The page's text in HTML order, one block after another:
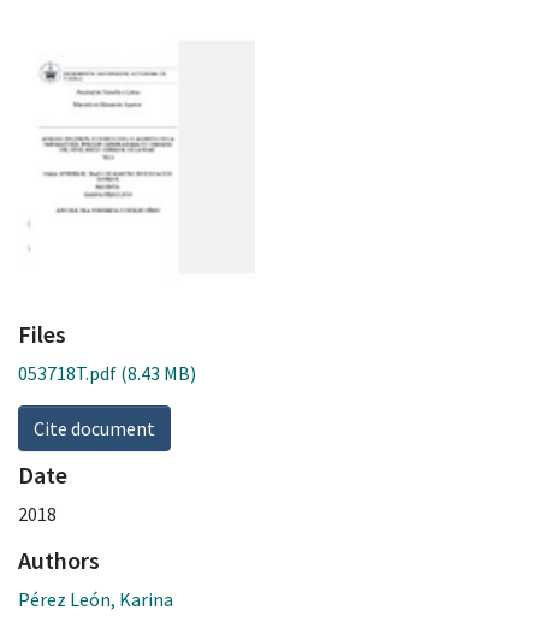
Files
053718T.pdf (8.43 MB)
Cite document
Date
2018
Authors
Pérez León, Karina